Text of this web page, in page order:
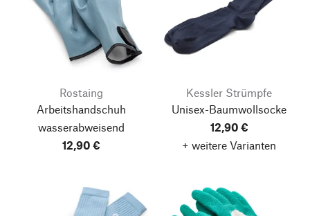
Rostaing
Arbeitshandschuh
wasserabweisend
12,90 €
Kessler Strümpfe
Unisex-Baumwollsocke
12,90 €
+ weitere Varianten